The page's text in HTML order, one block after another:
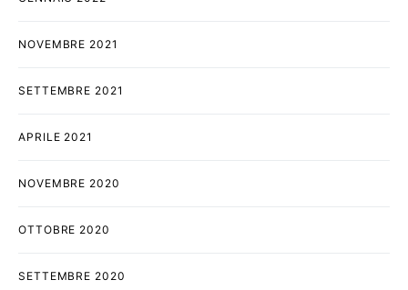
NOVEMBRE 2021
SETTEMBRE 2021
APRILE 2021
NOVEMBRE 2020
OTTOBRE 2020
SETTEMBRE 2020